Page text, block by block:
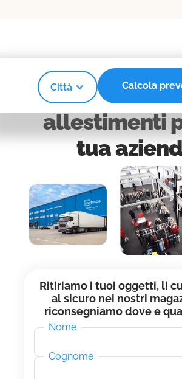
Città Calcola
Custodia
allestimenti
tua
Ritiriamo i tuoi oggetti, li
al sicuro nei nostri
riconsegniamo dove e
Nome
Cognome